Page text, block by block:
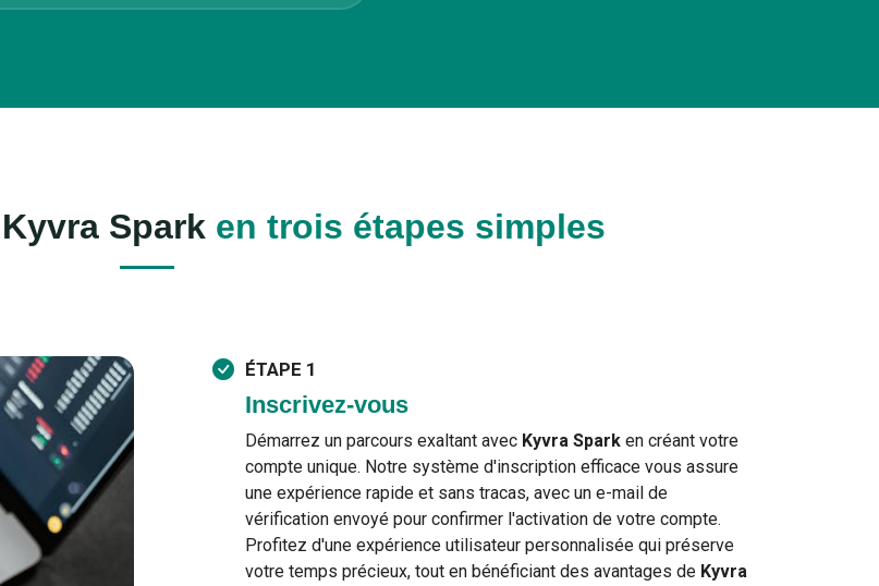
Kyvra Spark en trois étapes simples
ÉTAPE 1
Inscrivez-vous
Démarrez un parcours exaltant avec Kyvra Spark en créant votre
compte unique. Notre système d'inscription efficace vous assure
une expérience rapide et sans tracas, avec un e-mail de
vérification envoyé pour confirmer l'activation de votre compte.
Profitez d'une expérience utilisateur personnalisée qui préserve
votre temps précieux, tout en bénéficiant des avantages de Kyvra